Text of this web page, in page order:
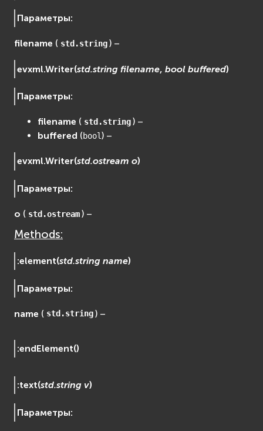
osg
osgAnimation
osgGA
osgShadow
osgText
osgUtil
Физика (Physics)
fs
EVremoted
Параметры:
filename ( std.string ) –
evxml.Writer(std.string filename,bool buffered)
Параметры:
filename ( std.string ) –
buffered (bool) –
evxml.Writer(std.ostream o)
Параметры:
o ( std.ostream ) –
Methods:
:element(std.string name)
Параметры:
name ( std.string ) –
:endElement()
:text(std.string v)
Параметры: